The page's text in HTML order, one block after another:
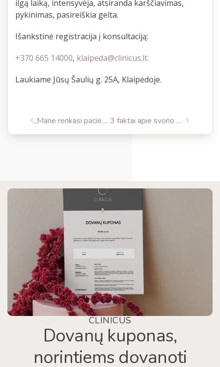
ilgą laiką, intensyvėja, atsiranda karščiavimas,
pykinimas, pasireiškia gelta.
Išankstinė registracija į konsultaciją:
+370 665 14000, klaipeda@clinicus.lt.
Laukiame Jūsų Šaulių g. 25A, Klaipėdoje.
„Mane renkasi pacientai, kurie teikia pirmenybę natūralumui…” 3 faktai apie svorio mažinimo programą ALLURION
CLINICUS
Dovanų kuponas,
norintiems dovanoti